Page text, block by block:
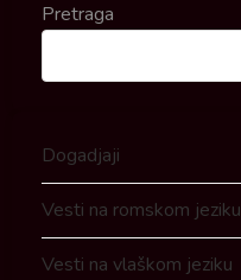
Pretraga
Dogadjaji
Vesti na romskom jeziku
Vesti na vlaškom jeziku